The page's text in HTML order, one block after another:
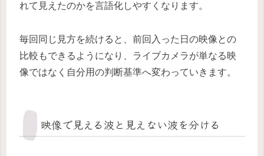
れて見えたのかを言語化しやすくなります。
毎回同じ見方を続けると、前回入った日の映像との
比較もできるようになり、ライブカメラが単なる映
像ではなく自分用の判断基準へ変わっていきます。
映像で見える波と見えない波を分ける